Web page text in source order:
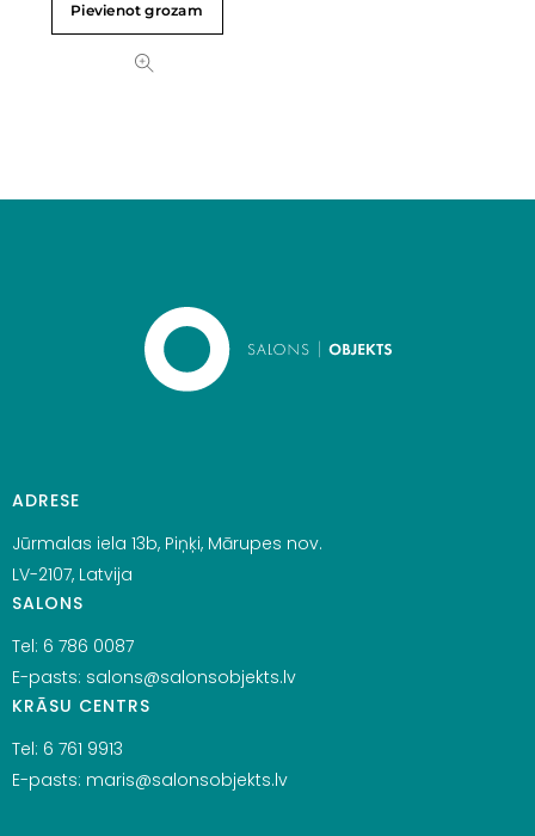
Pievienot grozam
ADRESE
Jūrmalas iela 13b, Piņķi, Mārupes nov.
LV-2107, Latvija
SALONS
Tel: 6 786 0087
E-pasts: salons@salonsobjekts.lv
KRĀSU CENTRS
Tel: 6 761 9913
E-pasts: maris@salonsobjekts.lv